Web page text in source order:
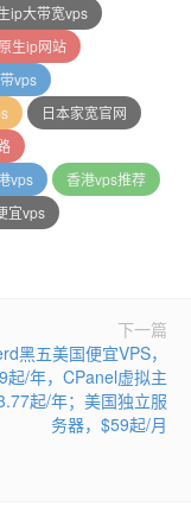
ip大带宽vps
生ip网站
vps
日本家宽官网
vps
香港vps推荐
宜vps
下一篇
黑五美国便宜VPS，
起/年，CPanel虚拟主
起/年；美国独立服
务器，$59起/月